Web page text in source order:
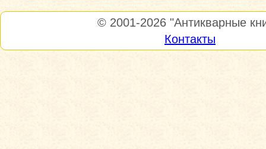
© 2001-2026 "Антикварные
Контакты